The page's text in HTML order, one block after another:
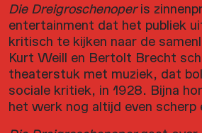
Die Dreigroschenoperis
entertainment dat het publiek
kritisch te kijken naar de
Kurt Weill en Bertolt Brecht
theaterstuk met muziek, dat
sociale kritiek, in 1928. Bijna
het werk nog altijd even scherp